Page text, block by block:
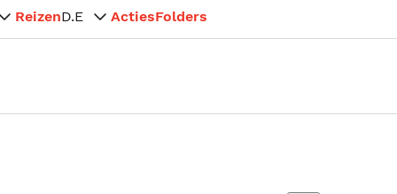
ReizenD.E ActiesFolders